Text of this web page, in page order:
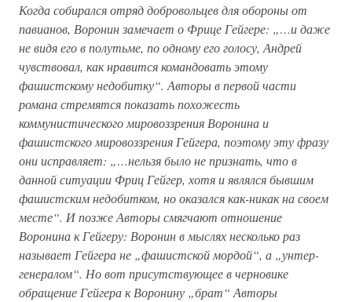
Когда собирался отряд добровольцев для обороны от
павианов, Воронин замечает о Фрице Гейгере: „…и даже
не видя его в полутьме, по одному его голосу, Андрей
чувствовал, как нравится командовать этому
фашистскому недобитку“. Авторы в первой части
романа стремятся показать похожесть
коммунистического мировоззрения Воронина и
фашистского мировоззрения Гейгера, поэтому эту фразу
они исправляет: „…нельзя было не признать, что в
данной ситуации Фриц Гейгер, хотя и являлся бывшим
фашистским недобитком, но оказался как-никак на своем
месте“. И позже Авторы смягчают отношение
Воронина к Гейгеру: Воронин в мыслях несколько раз
называет Гейгера не „фашистской мордой“, а „унтер-
генералом“. Но вот присутствующее в черновике
обращение Гейгера к Воронину „брат“ Авторы